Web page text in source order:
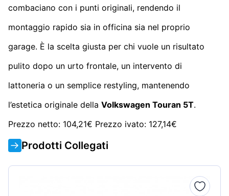
combaciano con i punti originali, rendendo il
montaggio rapido sia in officina sia nel proprio
garage. È la scelta giusta per chi vuole un risultato
pulito dopo un urto frontale, un intervento di
lattoneria o un semplice restyling, mantenendo
l’estetica originale della Volkswagen Touran 5T.
Prezzo netto: 104,21€ Prezzo ivato: 127,14€
Prodotti Collegati